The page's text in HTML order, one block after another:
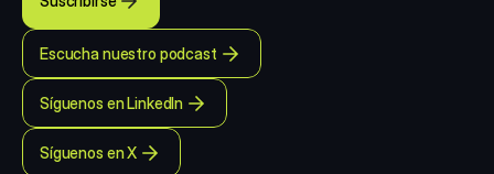
Escucha nuestro podcast
Síguenos en LinkedIn
Síguenos en X